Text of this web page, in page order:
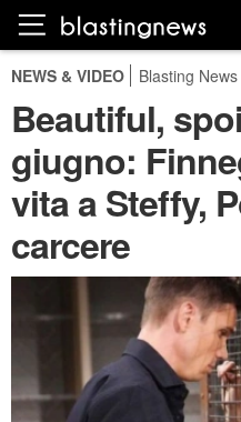
NEWS & VIDEO Blasting
Beautiful,
giugno:
vita a Steffy,
carcere